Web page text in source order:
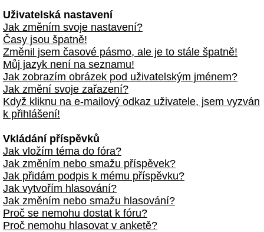
Uživatelská nastavení
Jak změním svoje nastavení?
Časy jsou špatně!
Změnil jsem časové pásmo, ale je to stále špatně!
Můj jazyk není na seznamu!
Jak zobrazím obrázek pod uživatelským jménem?
Jak změní svoje zařazení?
Když kliknu na e-mailový odkaz uživatele, jsem vyzván
k přihlášení!
Vkládání příspěvků
Jak vložím téma do fóra?
Jak změním nebo smažu příspěvek?
Jak přidám podpis k mému příspěvku?
Jak vytvořím hlasování?
Jak změním nebo smažu hlasování?
Proč se nemohu dostat k fóru?
Proč nemohu hlasovat v anketě?